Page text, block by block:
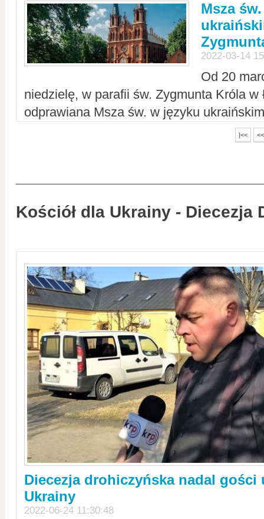
Msza
2022-03-14
Od 20
niedzielę, w parafii św. Zygmunta Króla w
odprawiana Msza św. w języku
|<< <<
Kościół dla Ukrainy - Diecezja
Diecezja drohiczyńska nadal gości
Ukrainy
2022-06-24 11:30:48